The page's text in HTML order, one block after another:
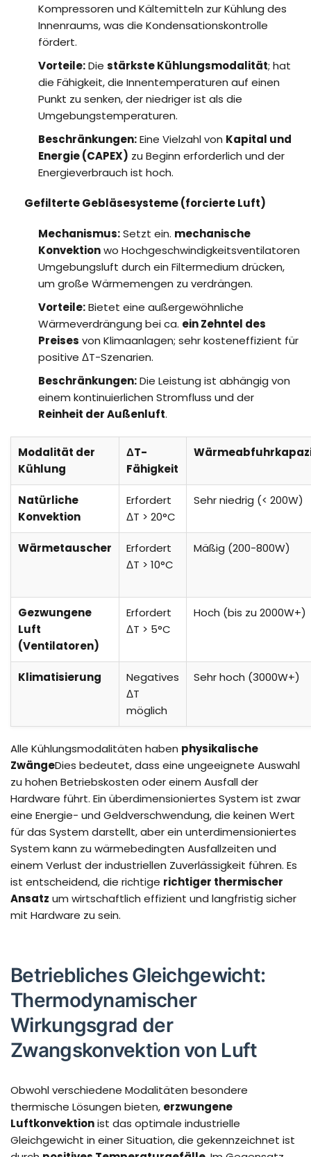
Kompressoren und Kältemitteln zur Kühlung des
Innenraums, was die Kondensationskontrolle
fördert.
Vorteile:Die stärkste Kühlungsmodalität; hat
die Fähigkeit, die Innentemperaturen auf einen
Punkt zu senken, der niedriger ist als die
Umgebungstemperaturen.
Beschränkungen:Eine Vielzahl von Kapital und
Energie (CAPEX) zu Beginn erforderlich und der
Energieverbrauch ist hoch.
Gefilterte Gebläsesysteme (forcierte Luft)
Mechanismus:Setzt ein. mechanische
Konvektionwo Hochgeschwindigkeitsventilatoren
Umgebungsluft durch ein Filtermedium drücken,
um große Wärmemengen zu verdrängen.
Vorteile:Bietet eine außergewöhnliche
Wärmeverdrängung bei ca. ein Zehntel des
Preises von Klimaanlagen; sehr kosteneffizient für
positive ΔT-Szenarien.
Beschränkungen:Die Leistung ist abhängig von
einem kontinuierlichen Stromfluss und der
Reinheit der Außenluft.
Modalität der
Kühlung
ΔT-
Fähigkeit
Natürliche
Konvektion
Erfordert
ΔT > 20°C
Sehr niedrig (< 200W)
Wärmetauscher
Erfordert
ΔT > 10°C
Mäßig (200-800W)
Gezwungene
Luft
(Ventilatoren)
Erfordert
ΔT > 5°C
Hoch (bis zu 2000W+)
Klimatisierung
Negatives
ΔT
möglich
Sehr hoch (3000W+)
Alle Kühlungsmodalitäten haben physikalische
ZwängeDies bedeutet, dass eine ungeeignete Auswahl
zu hohen Betriebskosten oder einem Ausfall der
Hardware führt. Ein überdimensioniertes System ist zwar
eine Energie- und Geldverschwendung, die keinen Wert
für das System darstellt, aber ein unterdimensioniertes
System kann zu wärmebedingten Ausfallzeiten und
einem Verlust der industriellen Zuverlässigkeit führen. Es
ist entscheidend, die richtige richtiger thermischer
Ansatz um wirtschaftlich effizient und langfristig sicher
mit Hardware zu sein.
Betriebliches Gleichgewicht:
Thermodynamischer
Wirkungsgrad der
Zwangskonvektion von Luft
Obwohl verschiedene Modalitäten besondere
thermische Lösungen bieten, erzwungene
Luftkonvektionist das optimale industrielle
Gleichgewicht in einer Situation, die gekennzeichnet ist